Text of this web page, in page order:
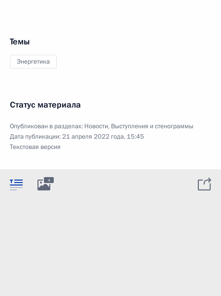
Темы
Энергетика
Статус материала
Опубликован в разделах: Новости, Выступления и стенограммы
Дата публикации:21 апреля 2022 года, 15:45
Текстовая версия
4